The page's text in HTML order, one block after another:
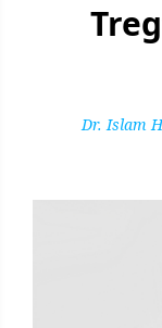
Dr. Islam